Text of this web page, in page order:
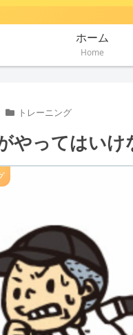
ホーム
Home
トレーニング
やってはいけ